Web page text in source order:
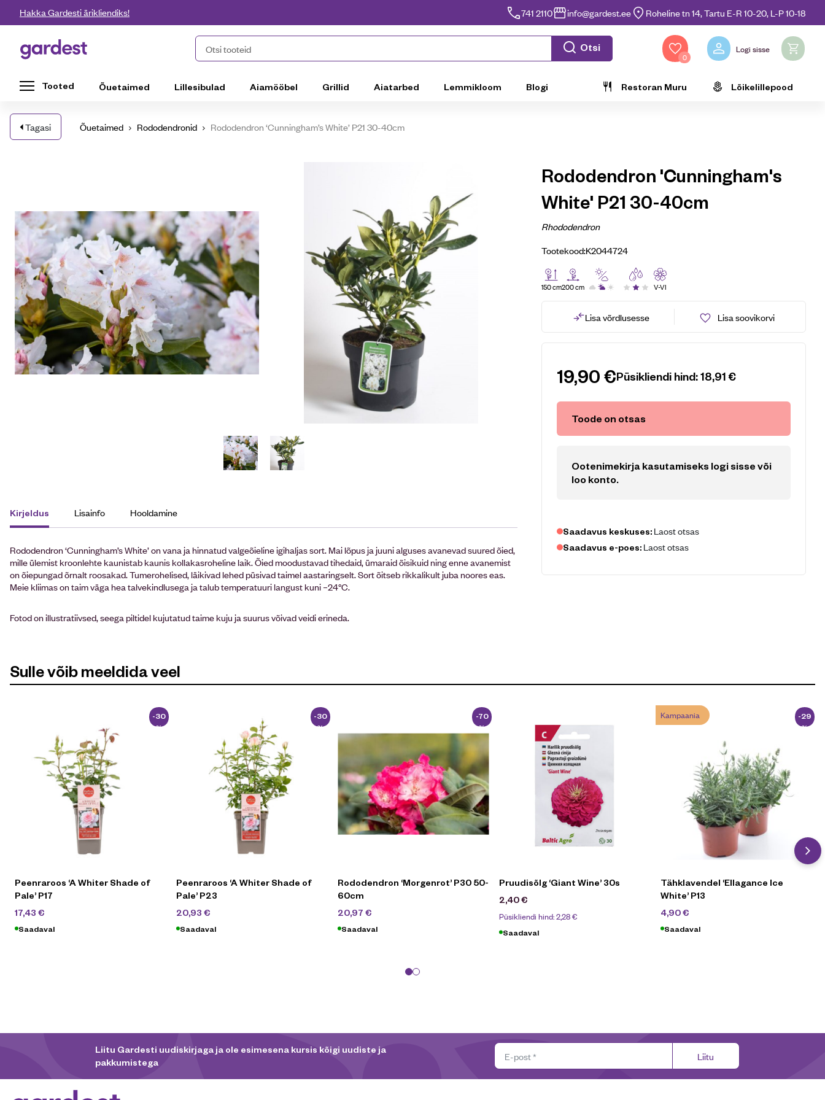
Liigu edasi põhisisu juurde
Hakka Gardesti ärikliendiks! 741 2110 info@gardest.ee Roheline tn 14, Tartu E-R 10-20, L-P 10-18
Gardest Otsi tooteid Otsi
0
Logi sisse
Tooted Õuetaimed Lillesibulad Aiamööbel Grillid Aiatarbed Lemmikloom Blogi Restoran Muru Lõikelillepood
Tagasi Õuetaimed Rododendronid Rododendron ‘Cunningham’s White’ P21 30-40cm
Kirjeldus Lisainfo Hooldamine
Rododendron ‘Cunningham’s White’ on vana ja hinnatud valgeõieline igihaljas sort. Mai lõpus ja juuni alguses avanevad suured õied,
mille ülemist kroonlehte kaunistab kaunis kollakasroheline laik. Õied moodustavad tihedaid, ümaraid õisikuid ning enne avanemist
on õiepungad õrnalt roosakad. Tumerohelised, läikivad lehed püsivad taimel aastaringselt. Sort õitseb rikkalikult juba noores eas.
Meie kliimas on taim väga hea talvekindlusega ja talub temperatuuri langust kuni –24°C.
Fotod on illustratiivsed, seega piltidel kujutatud taime kuju ja suurus võivad veidi erineda.
Rododendron 'Cunningham's
White' P21 30-40cm
Rhododendron
Tootekood:K2044724
150 cm200 cm V-VI
Lisa võrdlusesse Lisa soovikorvi
19,90€Püsikliendi hind:18,91€
Toode on otsas
Ootenimekirja kasutamiseks logi sisse või
loo konto.
Saadavus keskuses: Laost otsas
Saadavus e-poes: Laost otsas
Sulle võib meeldida veel
-30
%
Peenraroos ‘A Whiter Shade of
Pale’ P17
17,43 €
Saadaval
-30
%
Peenraroos ‘A Whiter Shade of
Pale’ P23
20,93 €
Saadaval
-70
%
Rododendron ‘Morgenrot’ P30 50-
60cm
20,97 €
Saadaval
Pruudisõlg ‘Giant Wine’ 30s
2,40€
Püsikliendi hind:2,28€
Saadaval
Kampaania
-29
%
Tähklavendel ‘Ellagance Ice
White’ P13
4,90€
Saadaval
Liitu Gardesti uudiskirjaga ja ole esimesena kursis kõigi uudiste ja
pakkumistega
Liitu